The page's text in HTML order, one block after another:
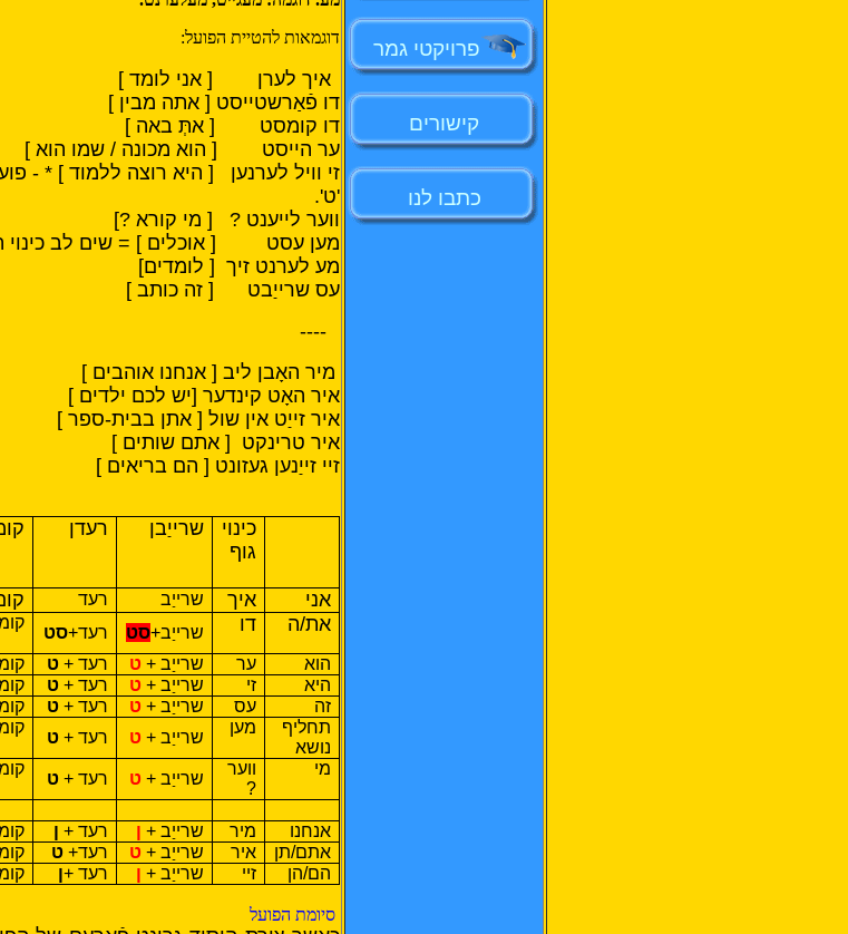
דוגמאות להטיית הפועל:
איך לערן
[ אני לומד ]
דו פֿאַרשטייסט [ אתה מבין ]
דו קומסט [ אתְּ באה ]
ער הייסט [ הוא מכונה / שמו הוא ]
זי וויל לערנען [ היא רוצה ללמוד ] * -
'ט'.
ווער לייענט ? [ מי קורא ?]
מען עסט [ אוכלים ] = שים לב כינוי
מע לערנט זיך [ לומדים]
עס שרייַבט [ זה כותב ]
----
מיר האָבן ליב [ אנחנו אוהבים ]
איר האָט קינדער [יש לכם ילדים ]
איר זייַט אין שול [ אתן בבית-ספר ]
איר טרינקט [ אתם שותים ]
זיי זייַנען געזונט [ הם בריאים ]
כינוי
גוף
שרייַבן רעדן
אני
איך שרייַב רעד
את/ה
דו שרייַב+סט רעד+סט
הוא
ער שרייַב +ט רעד +ט
היא
זי שרייַב +ט רעד +ט
זה
עס שרייַב +ט רעד +ט
תחליף
נושא
מען
שרייַב +ט רעד +ט
מי
ווער
?
שרייַב +ט רעד +ט
אנחנו מיר שרייַב + ן רעד + ן
אתם/תן
איר שרייַב +ט רעד+ט
הם/הן
זיי שרייַב + ן רעד +ן
סיומת הפועל
פרויקטי גמר
קישורים
כתבו לנו